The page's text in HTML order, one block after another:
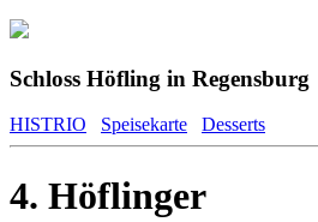
Schloss Höfling in Regensburg
HISTRIO Speisekarte Desserts
4. Höflinger